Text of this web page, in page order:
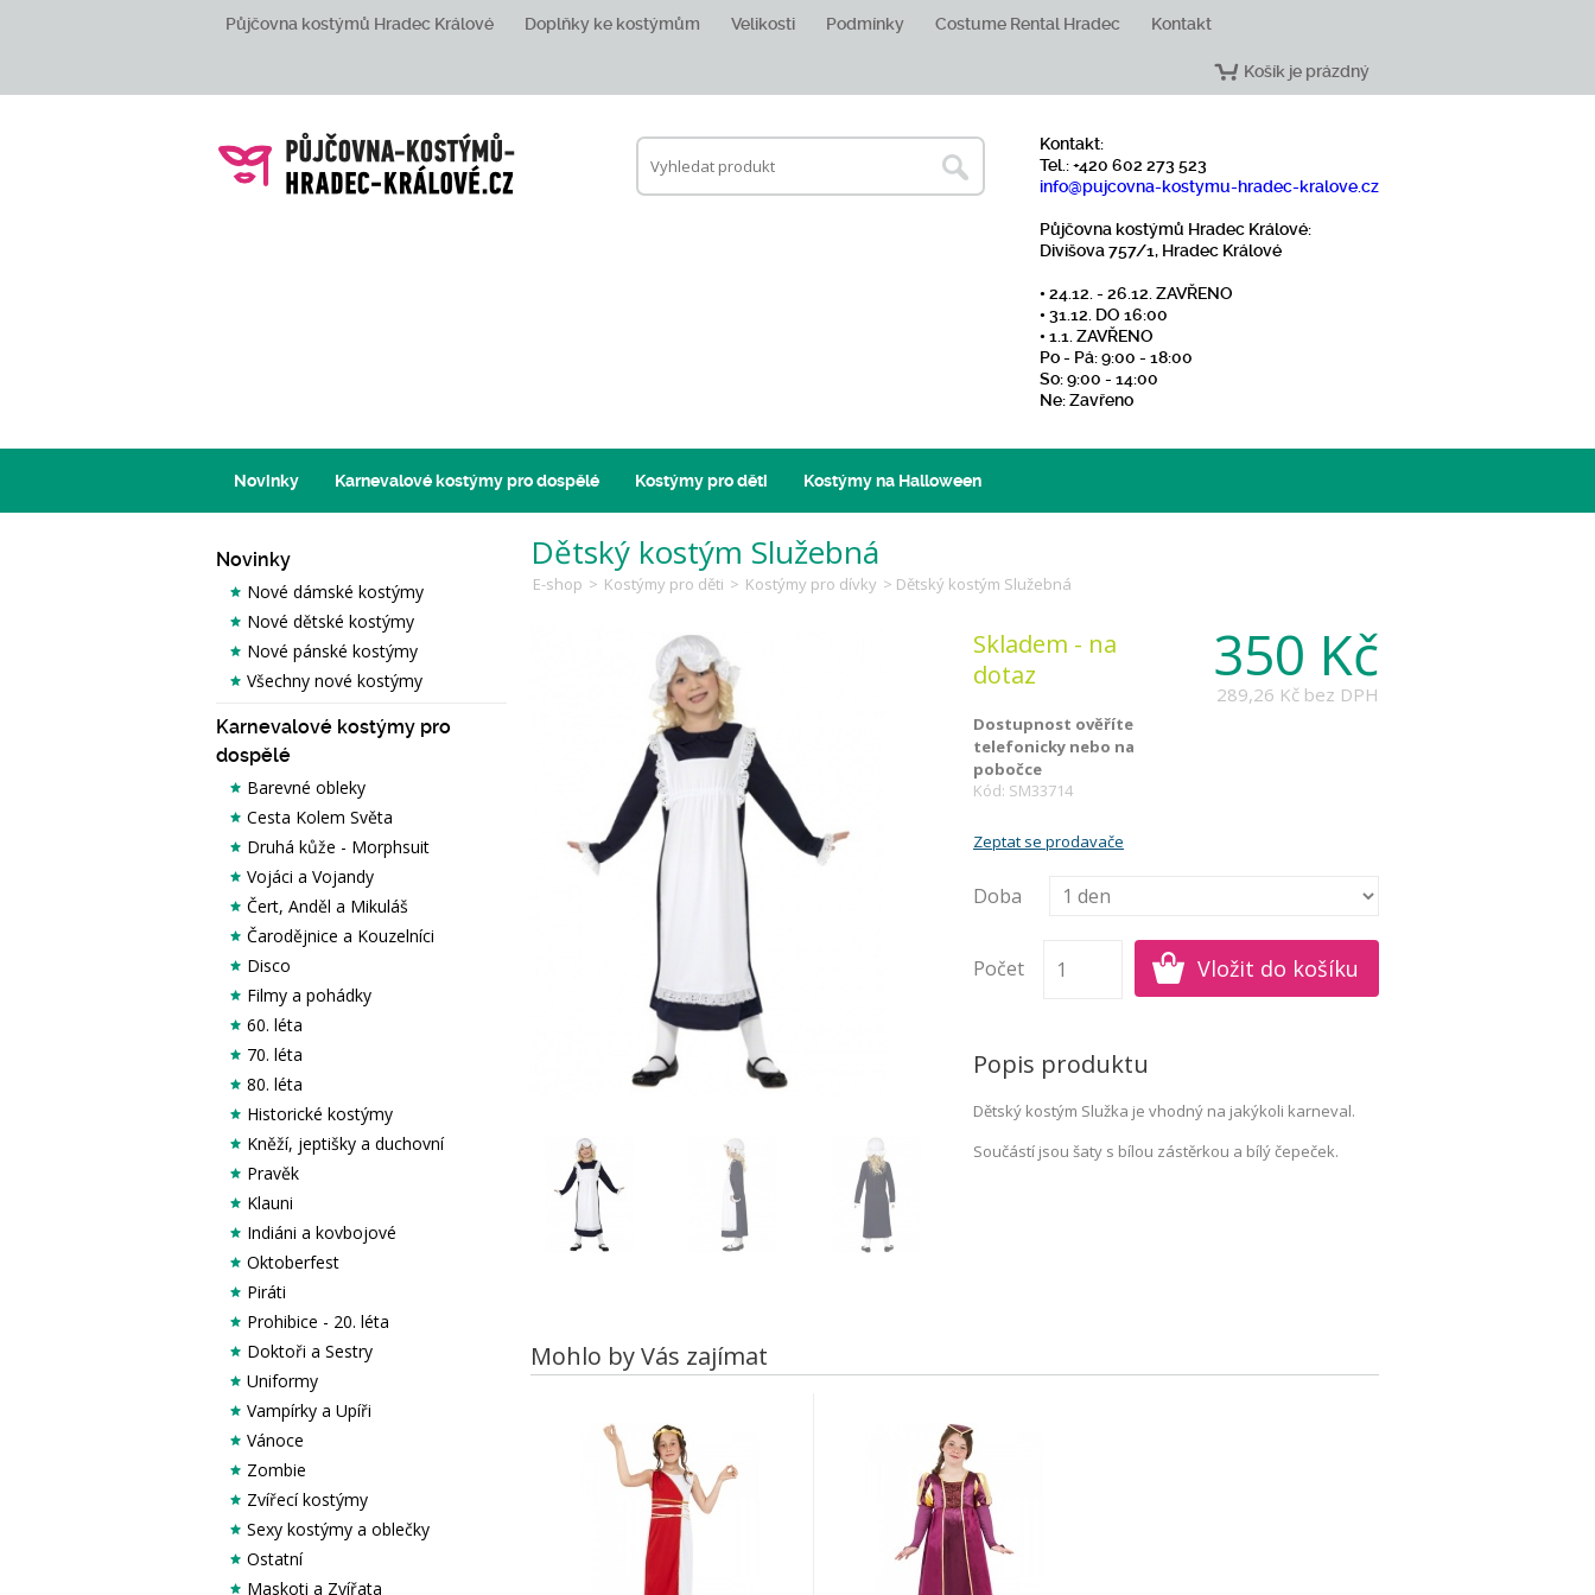
Půjčovna kostýmů Hradec Králové Doplňky ke kostýmům Velikosti Podmínky Costume Rental Hradec Kontakt
Košík je prázdný
Kontakt:
Tel.: +420 602 273 523
info@pujcovna-kostymu-hradec-kralove.cz
Půjčovna kostýmů Hradec Králové:
Divišova 757/1, Hradec Králové
• 24.12. - 26.12. ZAVŘENO
• 31.12. DO 16:00
• 1.1. ZAVŘENO
Po - Pá: 9:00 - 18:00
So: 9:00 - 14:00
Ne: Zavřeno
Novinky Karnevalové kostýmy pro dospělé Kostýmy pro děti Kostýmy na Halloween
Novinky
Nové dámské kostýmy
Nové dětské kostýmy
Nové pánské kostýmy
Všechny nové kostýmy
Karnevalové kostýmy pro
dospělé
Barevné obleky
Cesta Kolem Světa
Druhá kůže - Morphsuit
Vojáci a Vojandy
Čert, Anděl a Mikuláš
Čarodějnice a Kouzelníci
Disco
Filmy a pohádky
60. léta
70. léta
80. léta
Historické kostýmy
Kněží, jeptišky a duchovní
Pravěk
Klauni
Indiáni a kovbojové
Oktoberfest
Piráti
Prohibice - 20. léta
Doktoři a Sestry
Uniformy
Vampírky a Upíři
Vánoce
Zombie
Zvířecí kostýmy
Sexy kostýmy a oblečky
Ostatní
Maskoti a Zvířata
Dětský kostým Služebná
E-shop > Kostýmy pro děti > Kostýmy pro dívky > Dětský kostým Služebná
350 Kč
289,26 Kč bez DPH
Skladem - na
dotaz
Dostupnost ověříte
telefonicky nebo na
pobočce
Kód: SM33714
Zeptat se prodavače
Doba
Počet
Popis produktu
Dětský kostým Služka je vhodný na jakýkoli karneval.
Součástí jsou šaty s bílou zástěrkou a bílý čepeček.
Mohlo by Vás zajímat